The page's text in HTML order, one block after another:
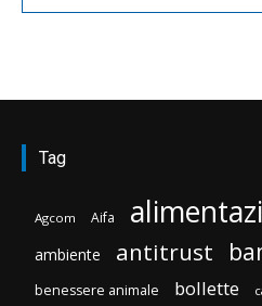
Tag
Agcom Aifa
ambiente antitrust
benessere animale bollette